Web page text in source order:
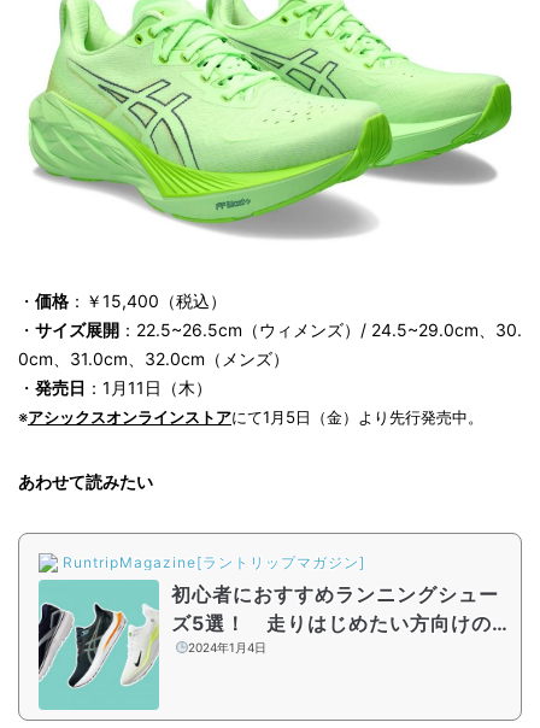
・ 価格 ：￥15,400（税込）
・ サイズ展開 ：22.5~26.5cm（ウィメンズ）/ 24.5~29.0cm、30.
0cm、31.0cm、32.0cm（メンズ）
・ 発売日 ：1月11日（木）
※アシックスオンラインストアにて1月5日（金）より先行発売中。
あわせて読みたい
RuntripMagazine[ラントリップマガジン]
初心者におすすめランニングシュー
ズ5選！ 走りはじめたい方向けの
選び方を徹底解説
2024年1月4日